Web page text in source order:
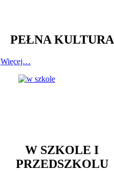
PEŁNA KULTURA
Więcej…
W SZKOLE I
PRZEDSZKOLU